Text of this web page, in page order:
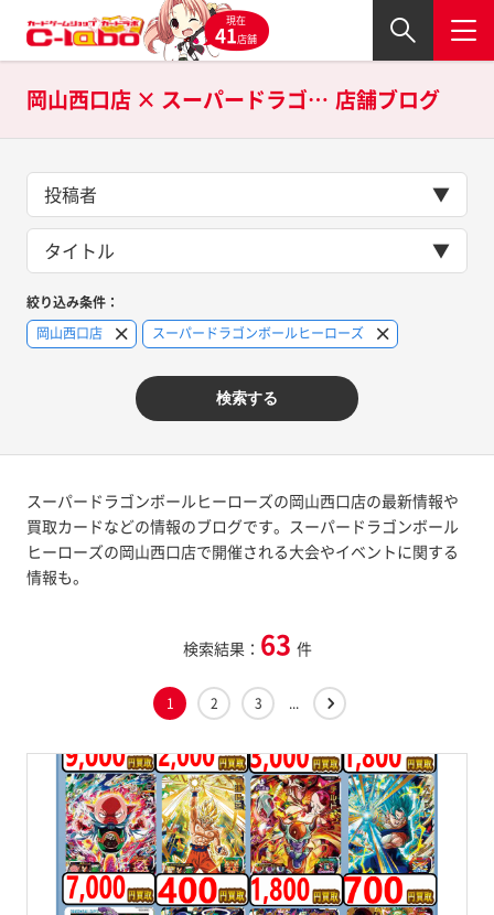
現在
41店舗
岡山西口店 × スーパードラゴンボールヒーローズの 店舗ブログ
投稿者
タイトル
絞り込み条件：
岡山西口店
スーパードラゴンボールヒーローズ
検索する
スーパードラゴンボールヒーローズの岡山西口店の最新情報や
買取カードなどの情報のブログです。スーパードラゴンボール
ヒーローズの岡山西口店で開催される大会やイベントに関する
情報も。
検索結果： 63 件
1 2 3 ...